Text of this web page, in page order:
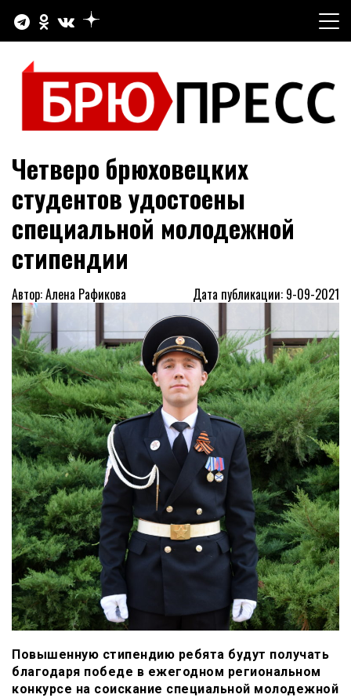
содержимому
БРЮПРЕСС
Официальный сайт газеты "Брюховецкие новости"
Четверо брюховецких
студентов удостоены
специальной молодежной
стипендии
Автор: Алена Рафикова Дата публикации: 9-09-2021
Повышенную стипендию ребята будут получать
благодаря победе в ежегодном региональном
конкурсе на соискание специальной молодежной